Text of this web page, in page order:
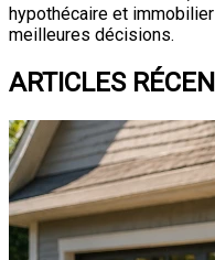
hypothécaire et
meilleures décisions.
ARTICLES